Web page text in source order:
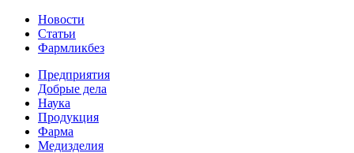
Новости
Статьи
Фармликбез
Предприятия
Добрые дела
Наука
Продукция
Фарма
Медизделия